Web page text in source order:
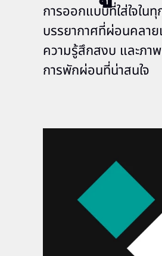
การออกแบบที่ใส่ใจใน
บรรยากาศที่ผ่อนคลาย
ความรู้สึกสงบ และภา
การพักผ่อนที่น่าสนใจ